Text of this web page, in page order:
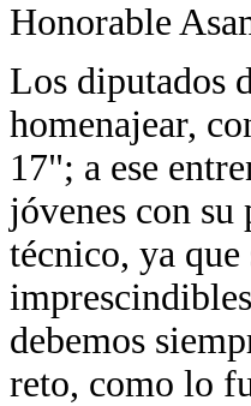
Honorable
Los diputados
homenajear,
17"; a ese
jóvenes con su
técnico, ya
debemos
reto, como lo